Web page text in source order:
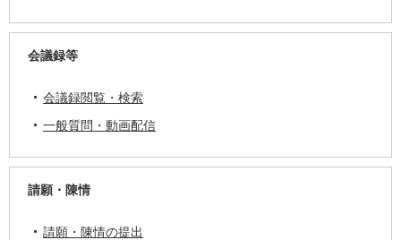
会議録等
会議録閲覧・検索
一般質問・動画配信
請願・陳情
請願・陳情の提出